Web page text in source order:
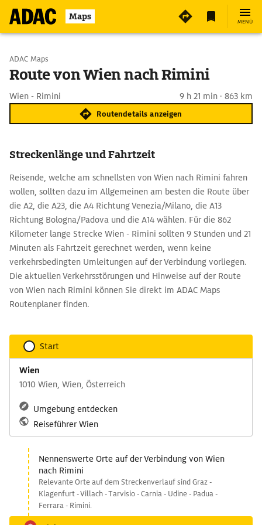
Maps MENÜ
Start wählen
ADAC Maps
Route von Wien nach Rimini
Wien - Rimini 9 h 21 min · 863 km
Routendetails anzeigen
Streckenlänge und Fahrtzeit
Reisende, welche am schnellsten von Wien nach Rimini fahren
wollen, sollten dazu im Allgemeinen am besten die Route über
die A2, die A23, die A4 Richtung Venezia/Milano, die A13
Richtung Bologna/Padova und die A14 wählen. Für die 862
Kilometer lange Strecke Wien - Rimini sollten 9 Stunden und 21
Minuten als Fahrtzeit gerechnet werden, wenn keine
verkehrsbedingten Umleitungen auf der Verbindung vorliegen.
Die aktuellen Verkehrsstörungen und Hinweise auf der Route
von Wien nach Rimini können Sie direkt im ADAC Maps
Routenplaner finden.
Start
Wien
1010 Wien, Wien, Österreich
Umgebung entdecken
Reiseführer Wien
Nennenswerte Orte auf der Verbindung von Wien
nach Rimini
Relevante Orte auf dem Streckenverlauf sind Graz -
Klagenfurt - Villach - Tarvisio - Carnia - Udine - Padua -
Ferrara - Rimini.